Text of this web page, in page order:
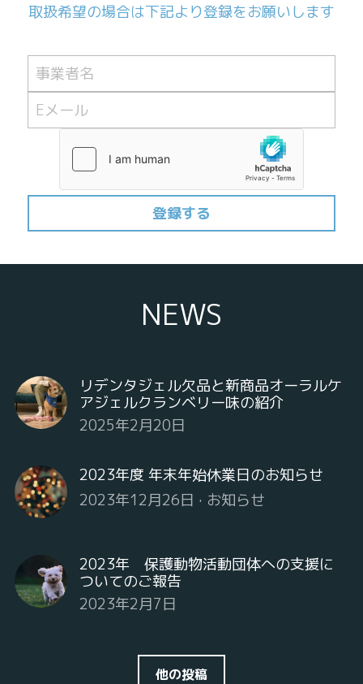
取扱希望の場合は下記より登録をお願いします
事業者名
Eメール
登録する
NEWS
リデンタジェル欠品と新商品オーラルケ
アジェルクランベリー味の紹介
2025年2月20日
2023年度 年末年始休業日のお知らせ
2023年12月26日 · お知らせ
2023年 保護動物活動団体への支援に
ついてのご報告
2023年2月7日
他の投稿